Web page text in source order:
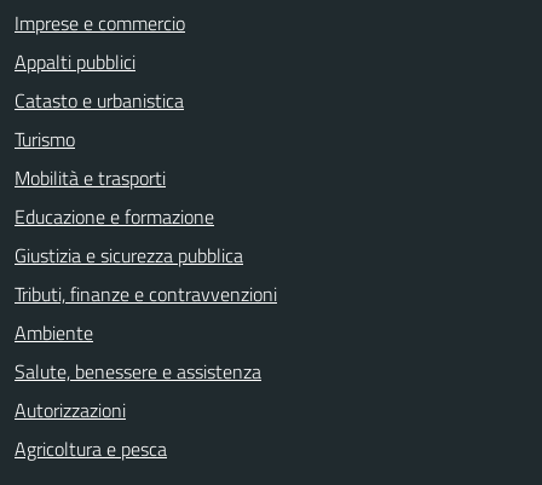
Imprese e commercio
Appalti pubblici
Catasto e urbanistica
Turismo
Mobilità e trasporti
Educazione e formazione
Giustizia e sicurezza pubblica
Tributi, finanze e contravvenzioni
Ambiente
Salute, benessere e assistenza
Autorizzazioni
Agricoltura e pesca